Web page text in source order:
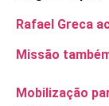
Rafael Greca
Missão
Mobilização